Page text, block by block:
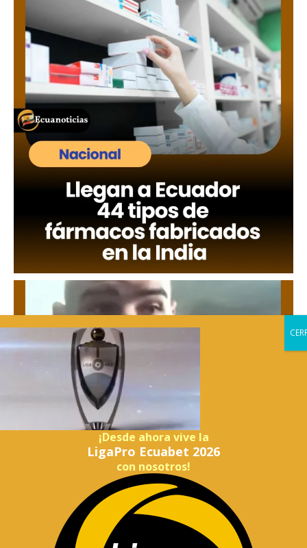
¡Desde ahora vive la
LigaPro Ecuabet 2026
con nosotros!